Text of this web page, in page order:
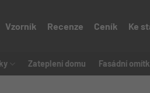
Vzorník Recenze Ceník Ke
Zateplení domu Fasádní